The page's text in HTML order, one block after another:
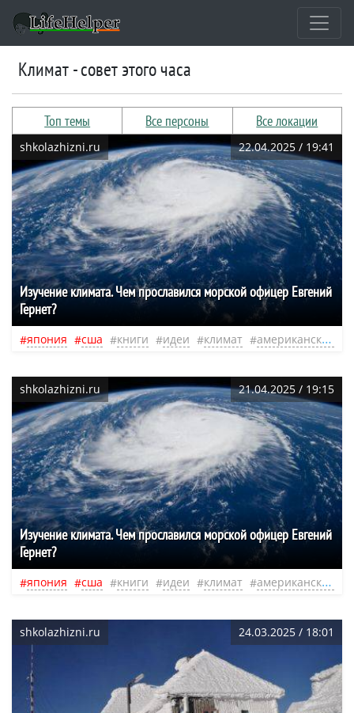
климат - совет этого часа
Топ темы Все персоны Все локации
shkolazhizni.ru 22.04.2025 / 19:41
Изучение климата. Чем прославился морской офицер Евгений
Гернет?
япония сша книги идеи климат американская
shkolazhizni.ru 21.04.2025 / 19:15
Изучение климата. Чем прославился морской офицер Евгений
Гернет?
япония сша книги идеи климат американская
shkolazhizni.ru 24.03.2025 / 18:01